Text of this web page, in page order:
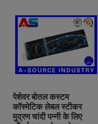
पेशेवर बोतल कस्टम
कॉस्मेटिक लेबल स्टीकर
मुद्रण चांदी पन्नी के लिए